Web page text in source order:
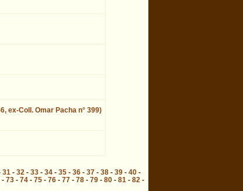
ex-Coll. Omar Pacha n° 399)
31 - 32 - 33- 34- 35- 36- 37- 38- 39- 40-
- 73- 74- 75- 76- 77- 78- 79- 80- 81 - 82 -